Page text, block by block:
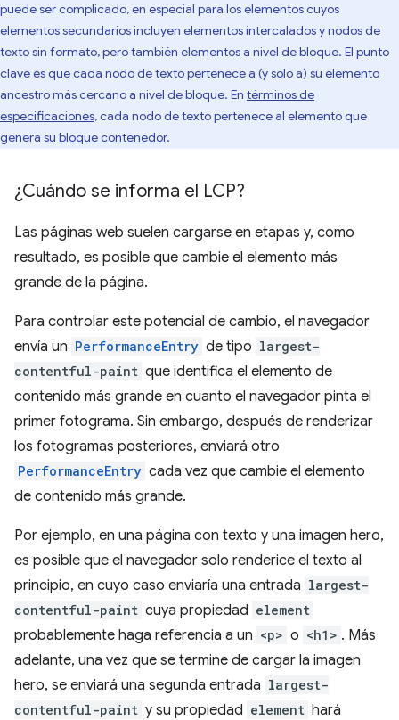
puede ser complicado, en especial para los elementos cuyos
elementos secundarios incluyen elementos intercalados y nodos de
texto sin formato, pero también elementos a nivel de bloque. El punto
clave es que cada nodo de texto pertenece a (y solo a) su elemento
ancestro más cercano a nivel de bloque. En términos de
especificaciones, cada nodo de texto pertenece al elemento que
genera su bloque contenedor.
¿Cuándo se informa el LCP?
Las páginas web suelen cargarse en etapas y, como
resultado, es posible que cambie el elemento más
grande de la página.
Para controlar este potencial de cambio, el navegador
envía un PerformanceEntry de tipo largest-
contentful-paint que identifica el elemento de
contenido más grande en cuanto el navegador pinta el
primer fotograma. Sin embargo, después de renderizar
los fotogramas posteriores, enviará otro
PerformanceEntry cada vez que cambie el elemento
de contenido más grande.
Por ejemplo, en una página con texto y una imagen hero,
es posible que el navegador solo renderice el texto al
principio, en cuyo caso enviaría una entrada largest-
contentful-paint cuya propiedad element
probablemente haga referencia a un <p> o <h1> . Más
adelante, una vez que se termine de cargar la imagen
hero, se enviará una segunda entrada largest-
contentful-paint y su propiedad element hará